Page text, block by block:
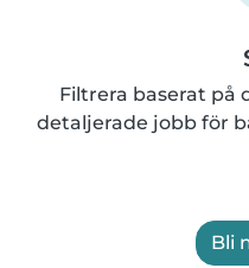
Filtrera baserat på
detaljerade jobb för
Bli